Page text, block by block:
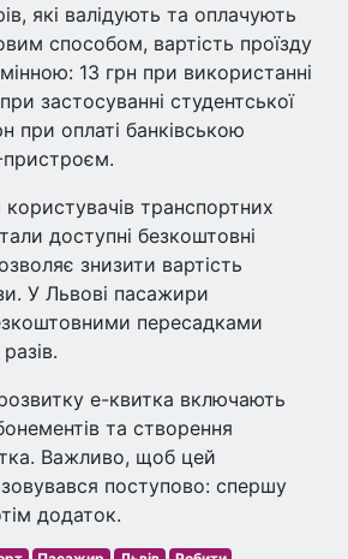
які валідують та оплачують
способом, вартість проїзду
13 грн при використанні
застосуванні студентської
при оплаті банківською
транспортних
доступні безкоштовні
знизити вартість
У Львові пасажири
пересадками
е-квитка включають
та створення
Важливо, щоб цей
поступово: спершу
додаток.